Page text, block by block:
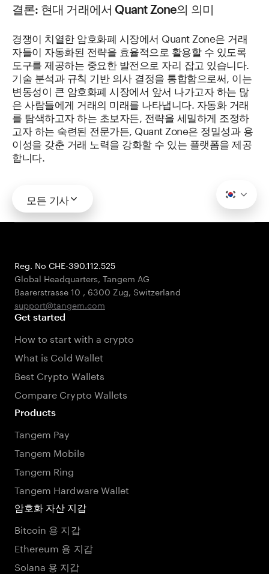
결론: 현대 거래에서 Quant Zone의 의미
경쟁이 치열한 암호화폐 시장에서 Quant Zone은 거래
자들이 자동화된 전략을 효율적으로 활용할 수 있도록
도구를 제공하는 중요한 발전으로 자리 잡고 있습니다.
기술 분석과 규칙 기반 의사 결정을 통합함으로써, 이는
변동성이 큰 암호화폐 시장에서 앞서 나가고자 하는 많
은 사람들에게 거래의 미래를 나타냅니다. 자동화 거래
를 탐색하고자 하는 초보자든, 전략을 세밀하게 조정하
고자 하는 숙련된 전문가든, Quant Zone은 정밀성과 용
이성을 갖춘 거래 노력을 강화할 수 있는 플랫폼을 제공
합니다.
모든 기사
Reg. No CHE-390.112.525
Global Headquarters, Tangem AG
Baarerstrasse 10 , 6300 Zug, Switzerland
support@tangem.com
Get started
How to start with a crypto
What is Cold Wallet
Best Crypto Wallets
Compare Crypto Wallets
Products
Tangem Pay
Tangem Mobile
Tangem Ring
Tangem Hardware Wallet
암호화 자산 지갑
Bitcoin 용 지갑
Ethereum 용 지갑
Solana 용 지갑